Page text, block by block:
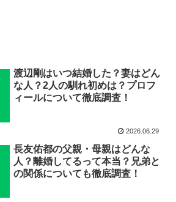
渡辺剛はいつ結婚した？妻はどん
な人？2人の馴れ初めは？プロフ
ィールについて徹底調査！
2026.06.29
長友佑都の父親・母親はどんな
人？離婚してるって本当？兄弟と
の関係についても徹底調査！